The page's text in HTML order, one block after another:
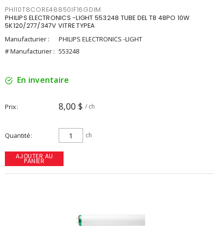
PHI10T8CORE48850IF16GDIM
PHILIPS ELECTRONICS -LIGHT 553248 TUBE DEL T8 48PO 10W
5K120/277/347V VITRE TYPEA
Manufacturier :
PHILIPS ELECTRONICS -LIGHT
# Manufacturier : 553248
En inventaire
Prix 8,00 $ / ch
Quantité ch
AJOUTER AU
PANIER